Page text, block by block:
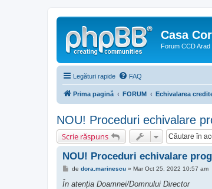
Casa
Forum CCD Arad
Legături rapide FAQ
Prima pagină FORUM Echivalarea
NOU! Proceduri echivalare
Scrie răspuns
NOU! Proceduri echivalare
M
s
de dora.marinescu» Mar Oct 25, 2022 10:57 am
În atenția Doamnei/Domnului Director